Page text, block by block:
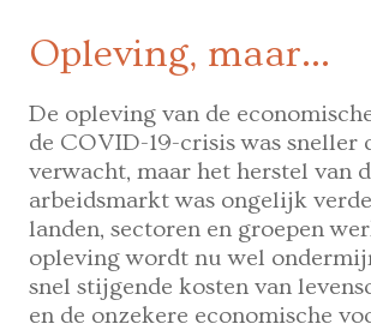
Opleving, maar…
De opleving van de
de COVID-19-crisis was sneller
verwacht, maar het herstel van
arbeidsmarkt was ongelijk
landen, sectoren en groepen
opleving wordt nu wel
snel stijgende kosten van
en de onzekere economische